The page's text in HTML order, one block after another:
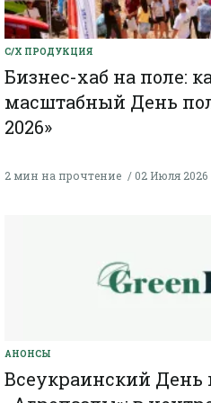
С/Х ПРОДУКЦИЯ
Бизнес-хаб на поле:
масштабный День
2026»
2 мин на прочтение 02 Июля 2026
АНОНСЫ
Всеукраинский День